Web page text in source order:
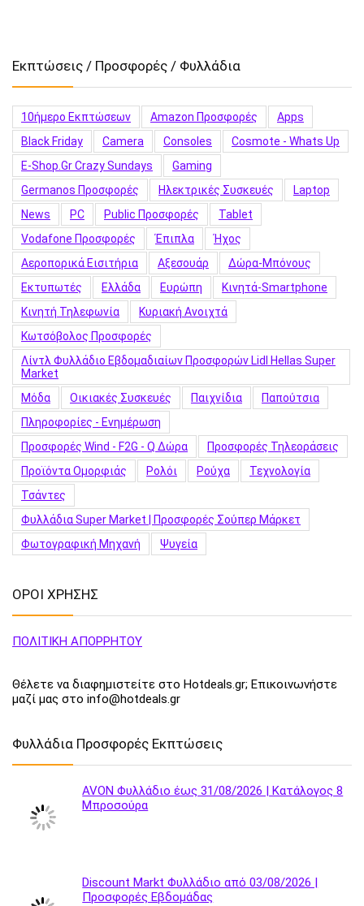
Εκπτώσεις / Προσφορές / Φυλλάδια
10ήμερο Εκπτώσεων Amazon Προσφορές
Apps
Black Friday
Camera Consoles
Cosmote - Whats Up
E-Shop.gr Crazy Sundays
Gaming
Germanos Προσφορές
Hλεκτρικές Συσκευές
Laptop
News
PC Public Προσφορές
Tablet
Vodafone Προσφορές
Έπιπλα
Ήχος
Αεροπορικά Εισιτήρια
Αξεσουάρ
Δώρα-Μπόνους
Εκτυπωτές
Ελλάδα Ευρώπη
Κινητά-Smartphone
Κινητή Τηλεφωνία
Κυριακή Ανοιχτά
Κωτσόβολος Προσφορές
Λίντλ Φυλλάδιο Εβδομαδιαίων Προσφορών Lidl Hellas Super
Market
Μόδα
Οικιακές Συσκευές Παιχνίδια
Παπούτσια
Πληροφορίες - Ενημέρωση
Προσφορές Wind - F2G - Q Δώρα
Προσφορές Τηλεοράσεις
Προϊόντα Ομορφιάς
Ρολόι Ρούχα
Τεχνολογία
Τσάντες
Φυλλάδια Super Market | Προσφορές Σούπερ Μάρκετ
Φωτογραφική Μηχανή
Ψυγεία
ΟΡΟΙ ΧΡΗΣΗΣ
ΠΟΛΙΤΙΚΗ ΑΠΟΡΡΗΤΟΥ
Θέλετε να διαφημιστείτε στο Hotdeals.gr; Επικοινωνήστε
μαζί μας στο info@hotdeals.gr
Φυλλάδια Προσφορές Εκπτώσεις
AVON Φυλλάδιο έως 31/08/2026 | Κατάλογος 8
Μπροσούρα
Discount Markt Φυλλάδιο από 03/08/2026 |
Προσφορές Εβδομάδας